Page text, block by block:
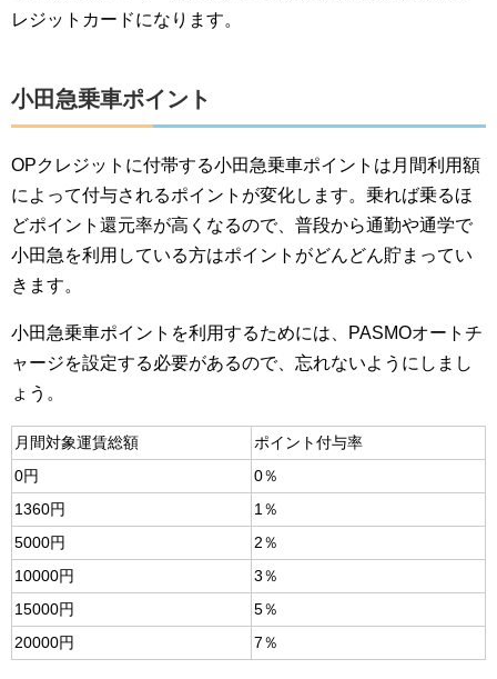
レジットカードになります。
小田急乗車ポイント
OPクレジットに付帯する小田急乗車ポイントは月間利用額
によって付与されるポイントが変化します。乗れば乗るほ
どポイント還元率が高くなるので、普段から通勤や通学で
小田急を利用している方はポイントがどんどん貯まってい
きます。
小田急乗車ポイントを利用するためには、PASMOオートチ
ャージを設定する必要があるので、忘れないようにしまし
ょう。
月間対象運賃総額
ポイント付与率
0円
0％
1360円
1％
5000円
2％
10000円
3％
15000円
5％
20000円
7％